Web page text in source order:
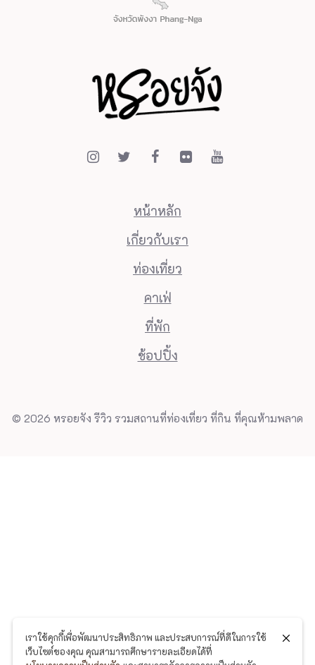
หน้าหลัก
เกี่ยวกับเรา
ท่องเที่ยว
คาเฟ่
ที่พัก
ช้อปปิ้ง
© 2026 หรอยจัง รีวิว รวมสถานที่ท่องเที่ยว ที่กิน ที่คุณห้ามพลาด
เราใช้คุกกี้เพื่อพัฒนาประสิทธิภาพ และประสบการณ์ที่ดีในการใช้
เว็บไซต์ของคุณ คุณสามารถศึกษารายละเอียดได้ที่